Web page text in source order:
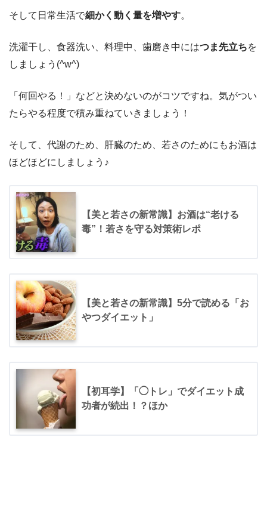
そして日常生活で細かく動く量を増やす。
洗濯干し、食器洗い、料理中、歯磨き中にはつま先立ちを
しましょう(^w^)
「何回やる！」などと決めないのがコツですね。気がつい
たらやる程度で積み重ねていきましょう！
そして、代謝のため、肝臓のため、若さのためにもお酒は
ほどほどにしましょう♪
【美と若さの新常識】お酒は“老ける
毒”！若さを守る対策術レポ
【美と若さの新常識】5分で読める「お
やつダイエット」
【初耳学】「◯トレ」でダイエット成
功者が続出！？ほか